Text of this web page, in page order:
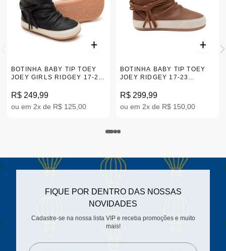
BOTINHA BABY TIP TOEY
JOEY GIRLS RIDGEY 17-23
R$ 249,99
ou em 2x de R$ 125,00
BOTINHA BABY TIP TOEY
JOEY RIDGEY 17-23
R$ 299,99
ou em 2x de R$ 150,00
FIQUE POR DENTRO DAS NOSSAS
NOVIDADES
Cadastre-se na nossa lista VIP e receba promoções e muito
mais!